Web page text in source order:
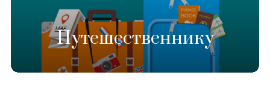
Путешественнику